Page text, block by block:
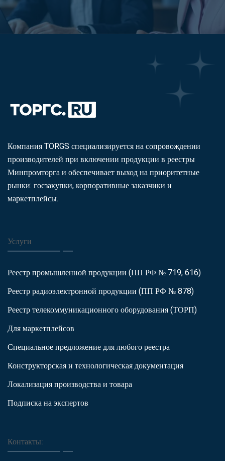
Компания TORGS специализируется на сопровождении
производителей при включении продукции в реестры
Минпромторга и обеспечивает выход на приоритетные
рынки: госзакупки, корпоративные заказчики и
маркетплейсы.
Услуги
Реестр промышленной продукции (ПП РФ № 719, 616)
Реестр радиоэлектронной продукции (ПП РФ № 878)
Реестр телекоммуникационного оборудования (ТОРП)
Для маркетплейсов
Специальное предложение для любого реестра
Конструкторская и технологическая документация
Локализация производства и товара
Подписка на экспертов
Контакты: